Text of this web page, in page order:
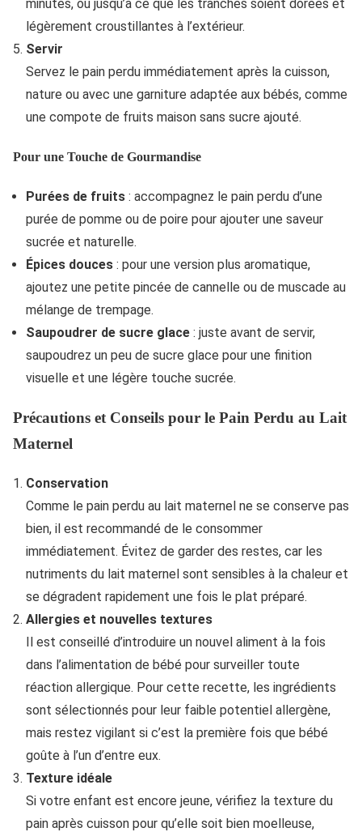
minutes, ou jusqu’à ce que les tranches soient dorées et
légèrement croustillantes à l’extérieur.
Servir
Servez le pain perdu immédiatement après la cuisson,
nature ou avec une garniture adaptée aux bébés, comme
une compote de fruits maison sans sucre ajouté.
Pour une Touche de Gourmandise
Purées de fruits : accompagnez le pain perdu d’une
purée de pomme ou de poire pour ajouter une saveur
sucrée et naturelle.
Épices douces : pour une version plus aromatique,
ajoutez une petite pincée de cannelle ou de muscade au
mélange de trempage.
Saupoudrer de sucre glace : juste avant de servir,
saupoudrez un peu de sucre glace pour une finition
visuelle et une légère touche sucrée.
Précautions et Conseils pour le Pain Perdu au Lait
Maternel
Conservation
Comme le pain perdu au lait maternel ne se conserve pas
bien, il est recommandé de le consommer
immédiatement. Évitez de garder des restes, car les
nutriments du lait maternel sont sensibles à la chaleur et
se dégradent rapidement une fois le plat préparé.
Allergies et nouvelles textures
Il est conseillé d’introduire un nouvel aliment à la fois
dans l’alimentation de bébé pour surveiller toute
réaction allergique. Pour cette recette, les ingrédients
sont sélectionnés pour leur faible potentiel allergène,
mais restez vigilant si c’est la première fois que bébé
goûte à l’un d’entre eux.
Texture idéale
Si votre enfant est encore jeune, vérifiez la texture du
pain après cuisson pour qu’elle soit bien moelleuse,